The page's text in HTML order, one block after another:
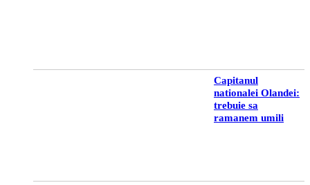
Capitanul
nationalei Olandei:
trebuie sa
ramanem umili